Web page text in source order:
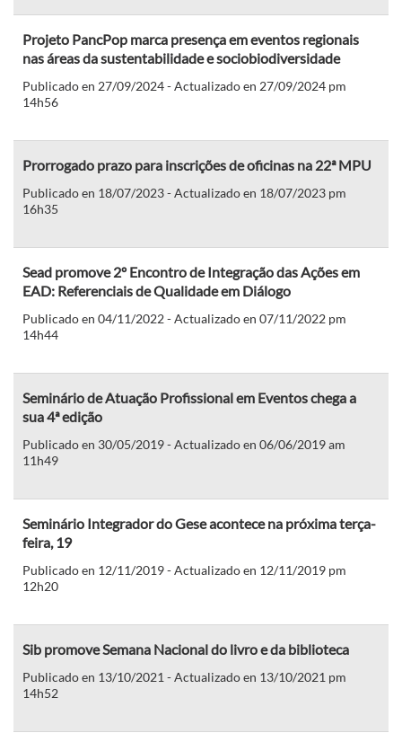
Projeto PancPop marca presença em eventos regionais
nas áreas da sustentabilidade e sociobiodiversidade
Publicado en 27/09/2024 - Actualizado en 27/09/2024 pm
14h56
Prorrogado prazo para inscrições de oficinas na 22ª MPU
Publicado en 18/07/2023 - Actualizado en 18/07/2023 pm
16h35
Sead promove 2º Encontro de Integração das Ações em
EAD: Referenciais de Qualidade em Diálogo
Publicado en 04/11/2022 - Actualizado en 07/11/2022 pm
14h44
Seminário de Atuação Profissional em Eventos chega a
sua 4ª edição
Publicado en 30/05/2019 - Actualizado en 06/06/2019 am
11h49
Seminário Integrador do Gese acontece na próxima terça-
feira, 19
Publicado en 12/11/2019 - Actualizado en 12/11/2019 pm
12h20
Sib promove Semana Nacional do livro e da biblioteca
Publicado en 13/10/2021 - Actualizado en 13/10/2021 pm
14h52